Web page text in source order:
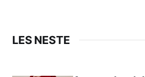
LES NESTE